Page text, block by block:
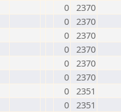
0 2370
0 2370
0 2370
0 2370
0 2370
0 2370
0 2351
0 2351